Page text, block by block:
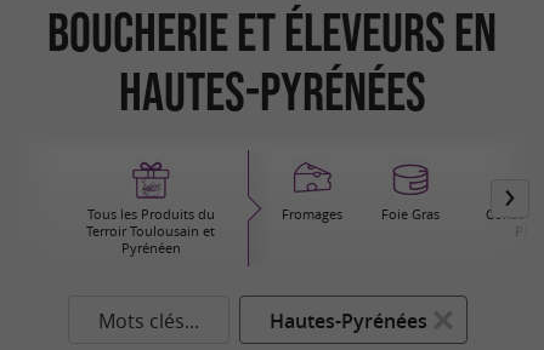
Boucherie et éleveurs en
Hautes-Pyrénées
Tous les Produits du
Terroir Toulousain et
Pyrénéen
Fromages Foie Gras
Mots clés... Hautes-Pyrénées